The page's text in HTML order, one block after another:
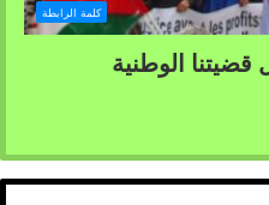
تصديها لمختلف اجهزة
بحق شعبنا المشروع في الحرية
و الاستقلال و الوفاء لعهد شهداء ثورة 20 ماي الخالدة و
الدولة الصحراوية
كلمة الرابطة
الوطنية